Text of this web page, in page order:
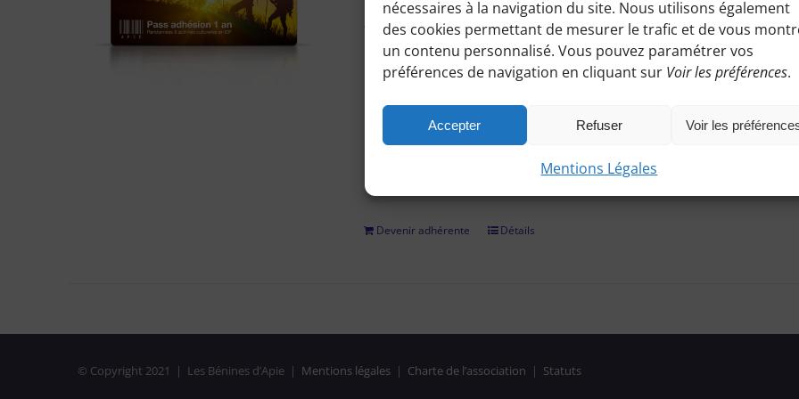
nécessaires à la navigation du site. Nous utilisons également
des cookies permettant de mesurer le trafic et de vous
un contenu personnalisé. Vous pouvez paramétrer vos
préférences de navigation en cliquant sur Voir les préférences.
Accepter Refuser Voir les
Mentions Légales
Accédez à toutes les informations pratiques de nos excursions du
horaires, conseils etc.), et participez à nos activités telles que des
Pour adhérer et faire vivre notre association, nous vous demandons
régler par chèque, virement bancaire (démarche à finaliser hors site,
adhésion confirmée, il vous suffira de vous identifier et de consulter le
privées réservées aux Bénines d'Apie. Vous pouvez aussi nous
Devenir adhérente Détails
© Copyright 2021 | Les Bénines d’Apie | Mentions légales| Charte de l’association | Statuts